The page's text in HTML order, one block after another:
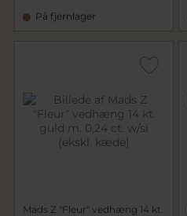
På fjernlager
Mads Z "Fleur" vedhæng 14 kt.